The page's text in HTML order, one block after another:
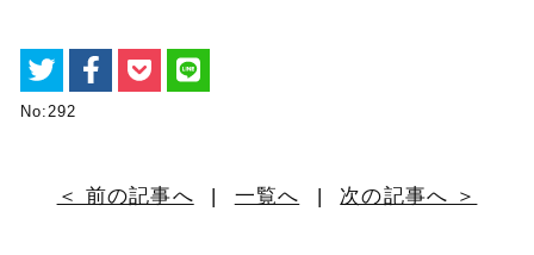
No:292
＜ 前の記事へ | 一覧へ | 次の記事へ ＞